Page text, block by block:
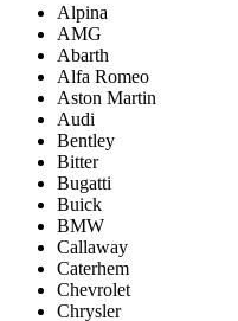
Alpina
AMG
Abarth
Alfa Romeo
Aston Martin
Audi
Bentley
Bitter
Bugatti
Buick
BMW
Callaway
Caterhem
Chevrolet
Chrysler